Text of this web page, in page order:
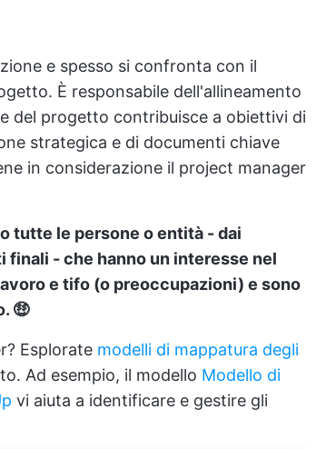
e spesso si confronta con il
È responsabile dell'allineamento
del progetto contribuisce a obiettivi di
strategica e di documenti chiave
in considerazione il project manager
tutte le persone o entità - dai
- che hanno un interesse nel
e tifo (o preoccupazioni) e sono
🤑
Esplorate modelli di mappatura degli
Ad esempio, il modello Modello di
vi aiuta a identificare e gestire gli